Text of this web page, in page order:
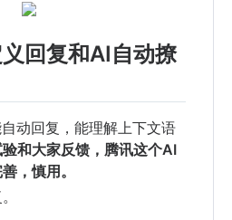
回复和AI自动撩
动回复，能理解上下文语
和大家反馈，腾讯这个AI
，慎用。